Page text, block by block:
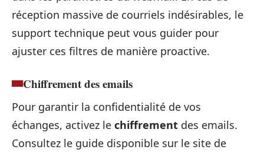
réception massive de courriels indésirables, le
support technique peut vous guider pour
ajuster ces filtres de manière proactive.
Chiffrement des emails
Pour garantir la confidentialité de vos
échanges, activez le chiffrement des emails.
Consultez le guide disponible sur le site de